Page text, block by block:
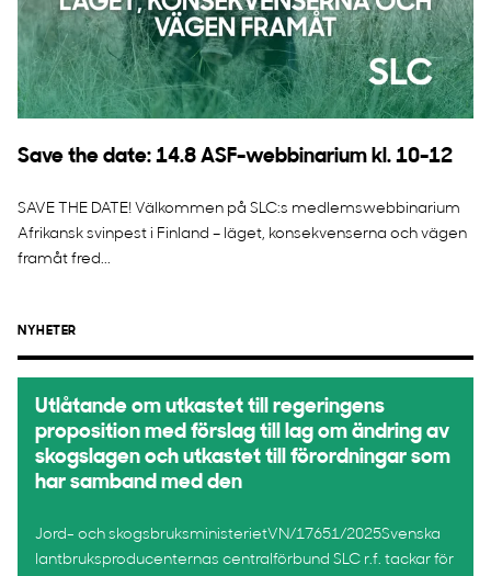
Save the date: 14.8 ASF-webbinarium kl. 10-12
SAVE THE DATE! Välkommen på SLC:s medlemswebbinarium
Afrikansk svinpest i Finland – läget, konsekvenserna och vägen
framåt fred...
NYHETER
Utlåtande om utkastet till regeringens
proposition med förslag till lag om ändring av
skogslagen och utkastet till förordningar som
har samband med den
Jord- och skogsbruksministerietVN/17651/2025Svenska
lantbruksproducenternas centralförbund SLC r.f. tackar för